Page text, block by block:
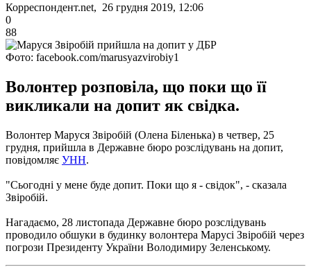
Корреспондент.net, 26 грудня 2019, 12:06
0
88
Фото: facebook.com/marusyazvirobiy1
Волонтер розповіла, що поки що її
викликали на допит як свідка.
Волонтер Маруся Звіробій (Олена Біленька) в четвер, 25
грудня, прийшла в Державне бюро розслідувань на допит,
повідомляє УНН.
"Сьогодні у мене буде допит. Поки що я - свідок", - сказала
Звіробій.
Нагадаємо, 28 листопада Державне бюро розслідувань
проводило обшуки в будинку волонтера Марусі Звіробій через
погрози Президенту України Володимиру Зеленському.